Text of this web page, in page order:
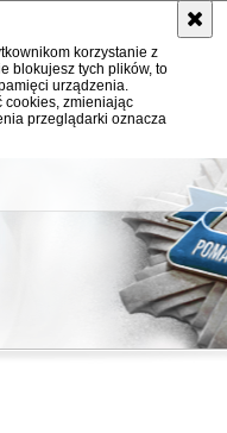
korzystanie z
blokujesz tych plików, to
urządzenia.
cookies, zmieniając
przeglądarki oznacza